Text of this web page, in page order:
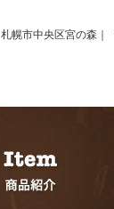
札幌市中央区宮の森｜